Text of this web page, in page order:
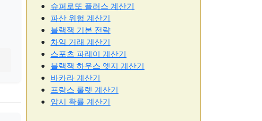
슈퍼로또 플러스 계산기
파산 위험 계산기
블랙잭 기본 전략
차익 거래 계산기
스포츠 파레이 계산기
블랙잭 하우스 엣지 계산기
바카라 계산기
프랑스 룰렛 계산기
암시 확률 계산기